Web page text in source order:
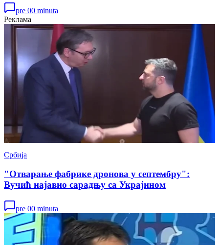
pre 00 minuta
Реклама
Србија
"Отварање фабрике дронова у септембру":
Вучић најавио сарадњу са Украјином
pre 00 minuta